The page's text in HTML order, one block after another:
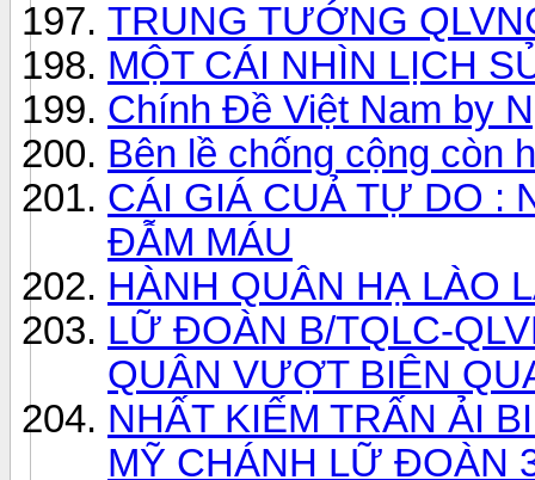
TRUNG TƯỚNG
MỘT CÁI NHÌN LỊCH
Chính Đề Việt Nam by
Bên lề chống cộng còn
CÁI GIÁ CUẢ TỰ DO :
ĐẪM MÁU
HÀNH QUÂN HẠ LÀO
LỮ ÐOÀN B/TQLC-
QUÂN VƯỢT BIÊN
NHẤT KIẾM TRẤN ẢI
MỸ CHÁNH LỮ ĐOÀN